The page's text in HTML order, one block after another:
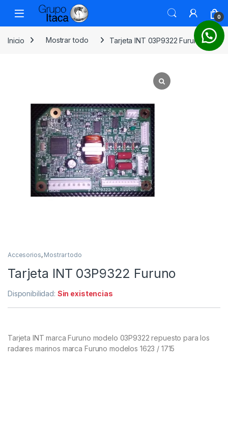
0
Inicio Mostrar todo Tarjeta INT 03P9322 Furuno
Accesorios, Mostrar todo
Tarjeta INT 03P9322 Furuno
Disponibilidad: Sin existencias
Tarjeta INT marca Furuno modelo 03P9322 repuesto para los
radares marinos marca Furuno modelos 1623 / 1715